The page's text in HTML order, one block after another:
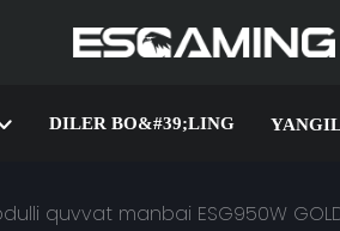
DILER BO&#39;LING
quvvat manbai ESG950W